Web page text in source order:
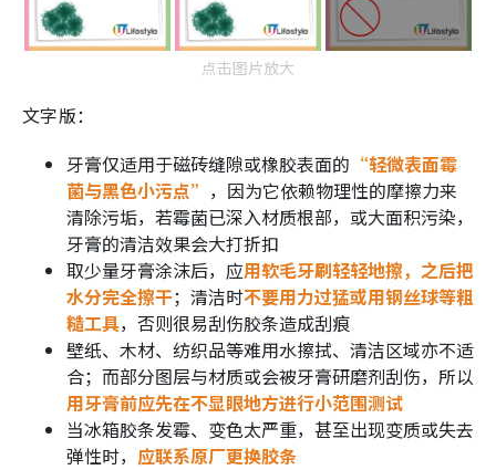
点击图片放大
文字版：
牙膏仅适用于磁砖缝隙或橡胶表面的 “轻微表面霉
菌与黑色小污点” ，因为它依赖物理性的摩擦力来
清除污垢，若霉菌已深入材质根部，或大面积污染，
牙膏的清洁效果会大打折扣
取少量牙膏涂沫后，应用软毛牙刷轻轻地擦，之后把
水分完全擦干；清洁时不要用力过猛或用钢丝球等粗
糙工具，否则很易刮伤胶条造成刮痕
壁纸、木材、纺织品等难用水擦拭、清洁区域亦不适
合；而部分图层与材质或会被牙膏研磨剂刮伤，所以
用牙膏前应先在不显眼地方进行小范围测试
当冰箱胶条发霉、变色太严重，甚至出现变质或失去
弹性时， 应联系原厂更换胶条